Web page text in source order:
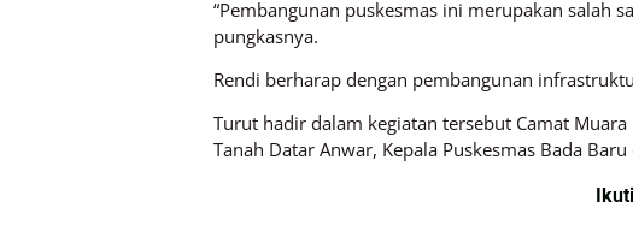
“Pembangunan puskesmas ini merupakan salah
pungkasnya.
Rendi berharap dengan pembangunan
Turut hadir dalam kegiatan tersebut Camat
Tanah Datar Anwar, Kepala Puskesmas Bada